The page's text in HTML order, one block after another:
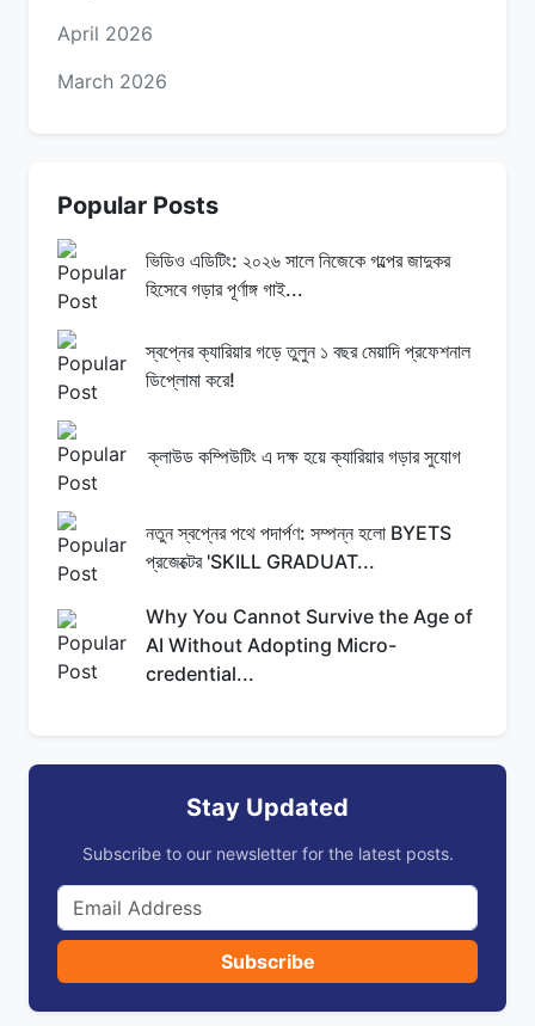
April 2026
March 2026
Popular Posts
ভিডিও এডিটিং: ২০২৬ সালে নিজেকে গল্পের জাদুকর
হিসেবে গড়ার পূর্ণাঙ্গ গাই...
স্বপ্নের ক্যারিয়ার গড়ে তুলুন ১ বছর মেয়াদি প্রফেশনাল
ডিপ্লোমা করে!
ক্লাউড কম্পিউটিং এ দক্ষ হয়ে ক্যারিয়ার গড়ার সুযোগ
নতুন স্বপ্নের পথে পদার্পণ: সম্পন্ন হলো BYETS
প্রজেক্টের 'SKILL GRADUAT...
Why You Cannot Survive the Age of
AI Without Adopting Micro-
credential...
Stay Updated
Subscribe to our newsletter for the latest posts.
Subscribe